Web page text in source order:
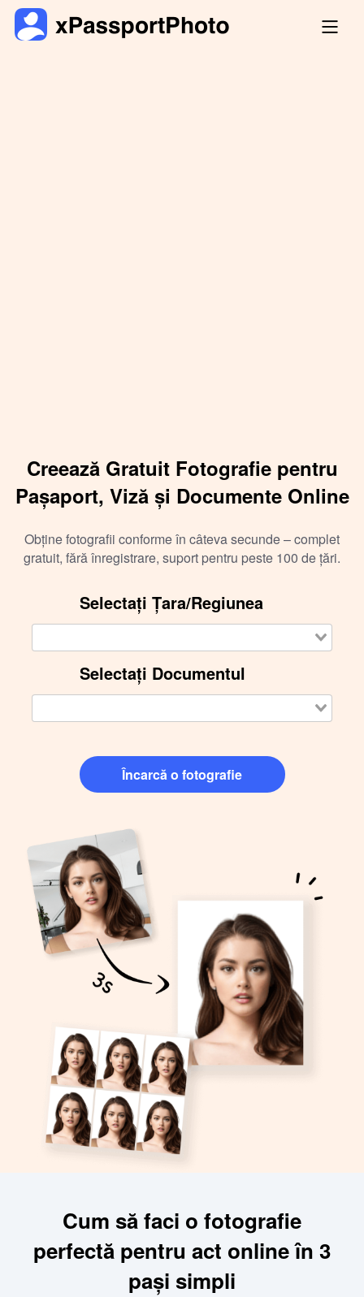
Creează Gratuit Fotografie pentru
Pașaport, Viză și Documente Online
Obține fotografii conforme în câteva secunde – complet
gratuit, fără înregistrare, suport pentru peste 100 de țări.
Selectați Țara/Regiunea
Selectați Documentul
Încarcă o fotografie
Cum să faci o fotografie
perfectă pentru act online în 3
pași simpli